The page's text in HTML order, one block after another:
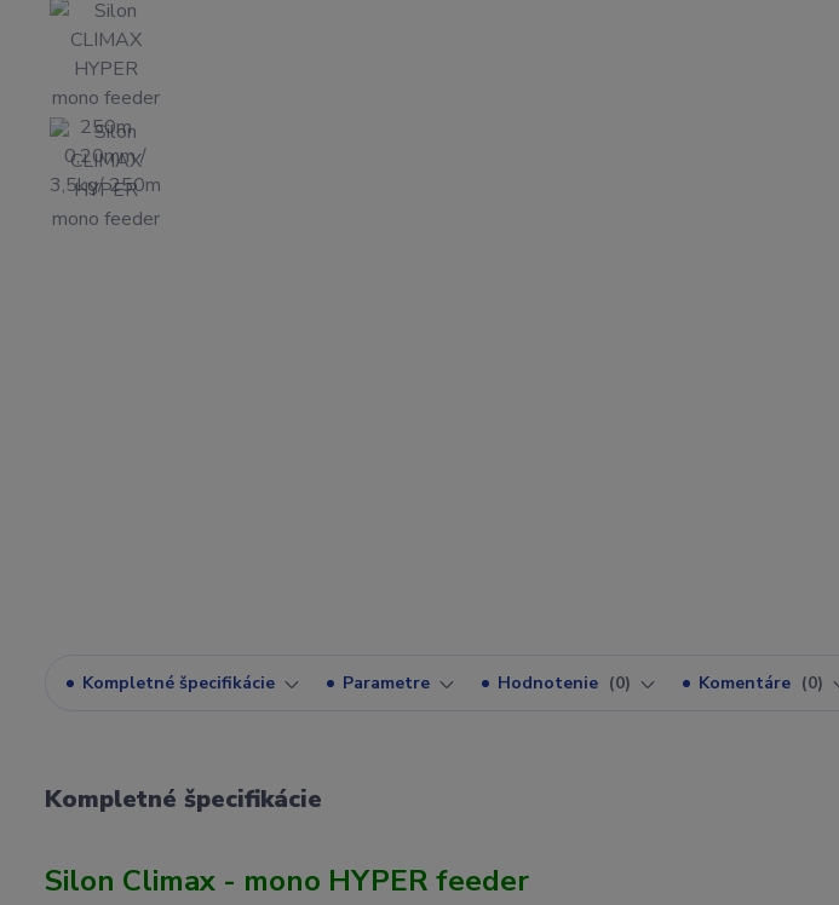
Kompletné špecifikácie Parametre Hodnotenie 0 Komentáre 0
Kompletné špecifikácie
Silon Climax - mono HYPER feeder